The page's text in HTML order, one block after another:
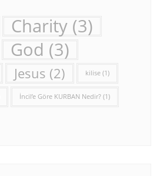
Charity (3)
God (3)
Jesus (2) kilise (1)
İncil’e Göre KURBAN Nedir? (1)